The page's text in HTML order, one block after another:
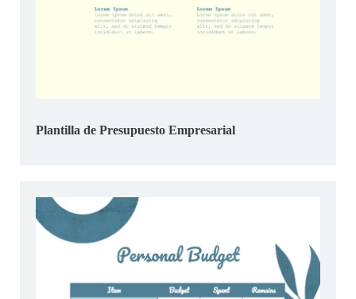
Plantilla de Presupuesto Empresarial